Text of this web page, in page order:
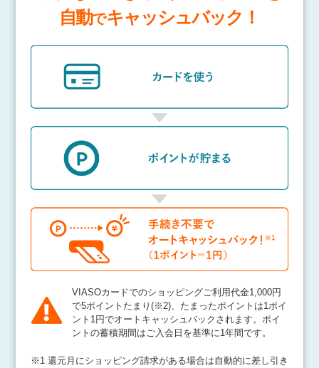
自動でキャッシュバック！
VIASOカードでのショッピングご利用代金1,000円
で5ポイントたまり(※2)、たまったポイントは1ポイ
ント1円でオートキャッシュバックされます。 ポイ
ントの蓄積期間はご入会日を基準に1年間です。
※1 還元月にショッピング請求がある場合は自動的に差し引き